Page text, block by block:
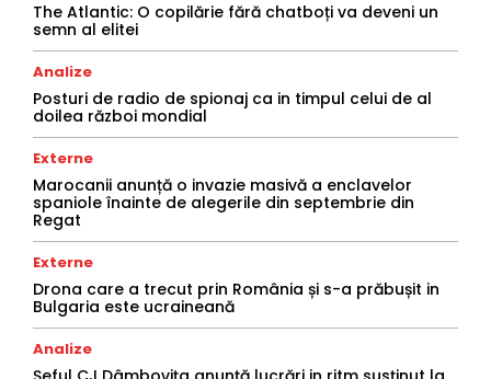
The Atlantic: O copilărie fără chatboți va deveni un
semn al elitei
Analize
Posturi de radio de spionaj ca in timpul celui de al
doilea război mondial
Externe
Marocanii anunță o invazie masivă a enclavelor
spaniole înainte de alegerile din septembrie din
Regat
Externe
Drona care a trecut prin România și s-a prăbușit in
Bulgaria este ucraineană
Analize